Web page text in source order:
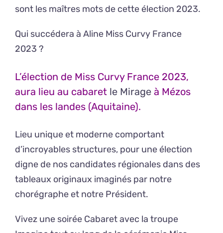
sont les maîtres mots de cette élection 2023.
Qui succédera à Aline Miss Curvy France
2023 ?
L’élection de Miss Curvy France 2023,
aura lieu au cabaret le Mirageà Mézos
dans les landes (Aquitaine).
Lieu unique et moderne comportant
d’incroyables structures, pour une élection
digne de nos candidates régionales dans des
tableaux originaux imaginés par notre
chorégraphe et notre Président.
Vivez une soirée Cabaret avec la troupe